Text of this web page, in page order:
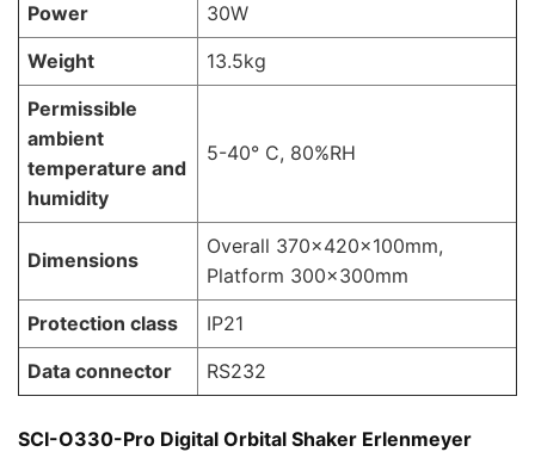
Power
30W
Weight
13.5kg
Permissible
ambient
temperature and
humidity
5-40° C, 80%RH
Dimensions
Overall 370x420x100mm,
Platform 300x300mm
Protection class
IP21
Data connector
RS232
SCI-O330-Pro Digital Orbital Shaker Erlenmeyer